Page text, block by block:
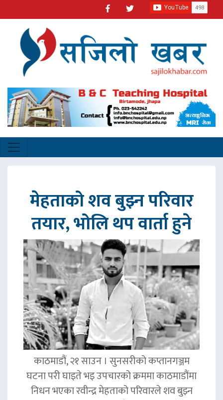
मेहताको शव बुझ्न परिवार
तयार, भोलि थप वार्ता हुने
काठमाडौं, २१ साउन । सुनसरीको कप्तानगञ्जम
घटना परी घाइते भइ उपचारको क्रममा काठमाडौंमा
निधन भएका रवीन्द्र मेहताको परिवारले शव बुझ्न